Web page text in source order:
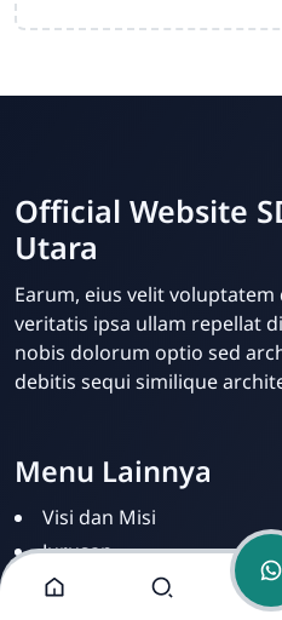
Official Website
Utara
Earum, eius velit
veritatis ipsa ullam repellat
nobis dolorum optio sed
debitis sequi similique
Menu Lainnya
Visi dan Misi
Jurusan
Ekstrakurikuler